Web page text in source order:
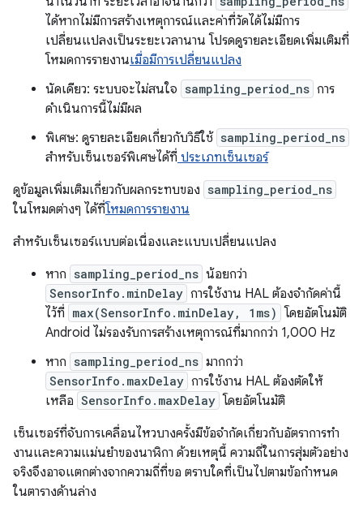
ได้หากไม่มีการสร้างเหตุการณ์และค่าที่วัดได้ไม่มีการ
เปลี่ยนแปลงเป็นระยะเวลานาน โปรดดูรายละเอียดเพิ่มเติมที่
โหมดการรายงานเมื่อมีการเปลี่ยนแปลง
นัดเดียว: ระบบจะไม่สนใจ sampling_period_ns การ
ดำเนินการนี้ไม่มีผล
พิเศษ: ดูรายละเอียดเกี่ยวกับวิธีใช้ sampling_period_ns
สำหรับเซ็นเซอร์พิเศษได้ที่ ประเภทเซ็นเซอร์
ดูข้อมูลเพิ่มเติมเกี่ยวกับผลกระทบของ sampling_period_ns
ในโหมดต่างๆ ได้ที่โหมดการรายงาน
สําหรับเซ็นเซอร์แบบต่อเนื่องและแบบเปลี่ยนแปลง
หาก sampling_period_ns น้อยกว่า
SensorInfo.minDelay การใช้งาน HAL ต้องจำกัดค่านี้
ไว้ที่ max(SensorInfo.minDelay, 1ms) โดยอัตโนมัติ
Android ไม่รองรับการสร้างเหตุการณ์ที่มากกว่า 1,000 Hz
หาก sampling_period_ns มากกว่า
SensorInfo.maxDelay การใช้งาน HAL ต้องตัดให้
เหลือ SensorInfo.maxDelay โดยอัตโนมัติ
เซ็นเซอร์ที่จับการเคลื่อนไหวบางครั้งมีข้อจำกัดเกี่ยวกับอัตราการทํา
งานและความแม่นยําของนาฬิกา ด้วยเหตุนี้ ความถี่ในการสุ่มตัวอย่าง
จริงจึงอาจแตกต่างจากความถี่ที่ขอ ตราบใดที่เป็นไปตามข้อกําหนด
ในตารางด้านล่าง